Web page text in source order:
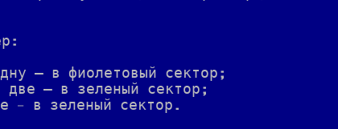
— в фиолетовый сектор;
две — в зеленый сектор;
- в зеленый сектор.